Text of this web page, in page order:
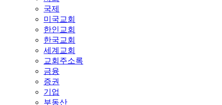
국제
미국교회
한인교회
한국교회
세계교회
교회주소록
금융
증권
기업
부동산